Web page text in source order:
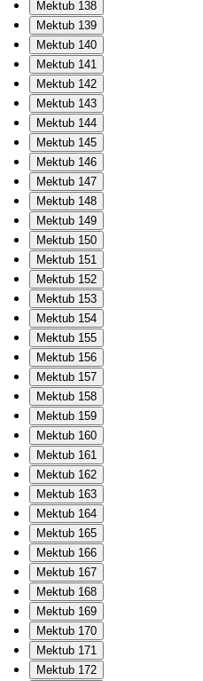
Mektub 138
Mektub 139
Mektub 140
Mektub 141
Mektub 142
Mektub 143
Mektub 144
Mektub 145
Mektub 146
Mektub 147
Mektub 148
Mektub 149
Mektub 150
Mektub 151
Mektub 152
Mektub 153
Mektub 154
Mektub 155
Mektub 156
Mektub 157
Mektub 158
Mektub 159
Mektub 160
Mektub 161
Mektub 162
Mektub 163
Mektub 164
Mektub 165
Mektub 166
Mektub 167
Mektub 168
Mektub 169
Mektub 170
Mektub 171
Mektub 172